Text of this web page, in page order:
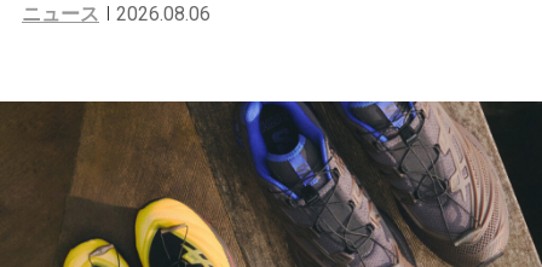
ニュース
2026.08.06